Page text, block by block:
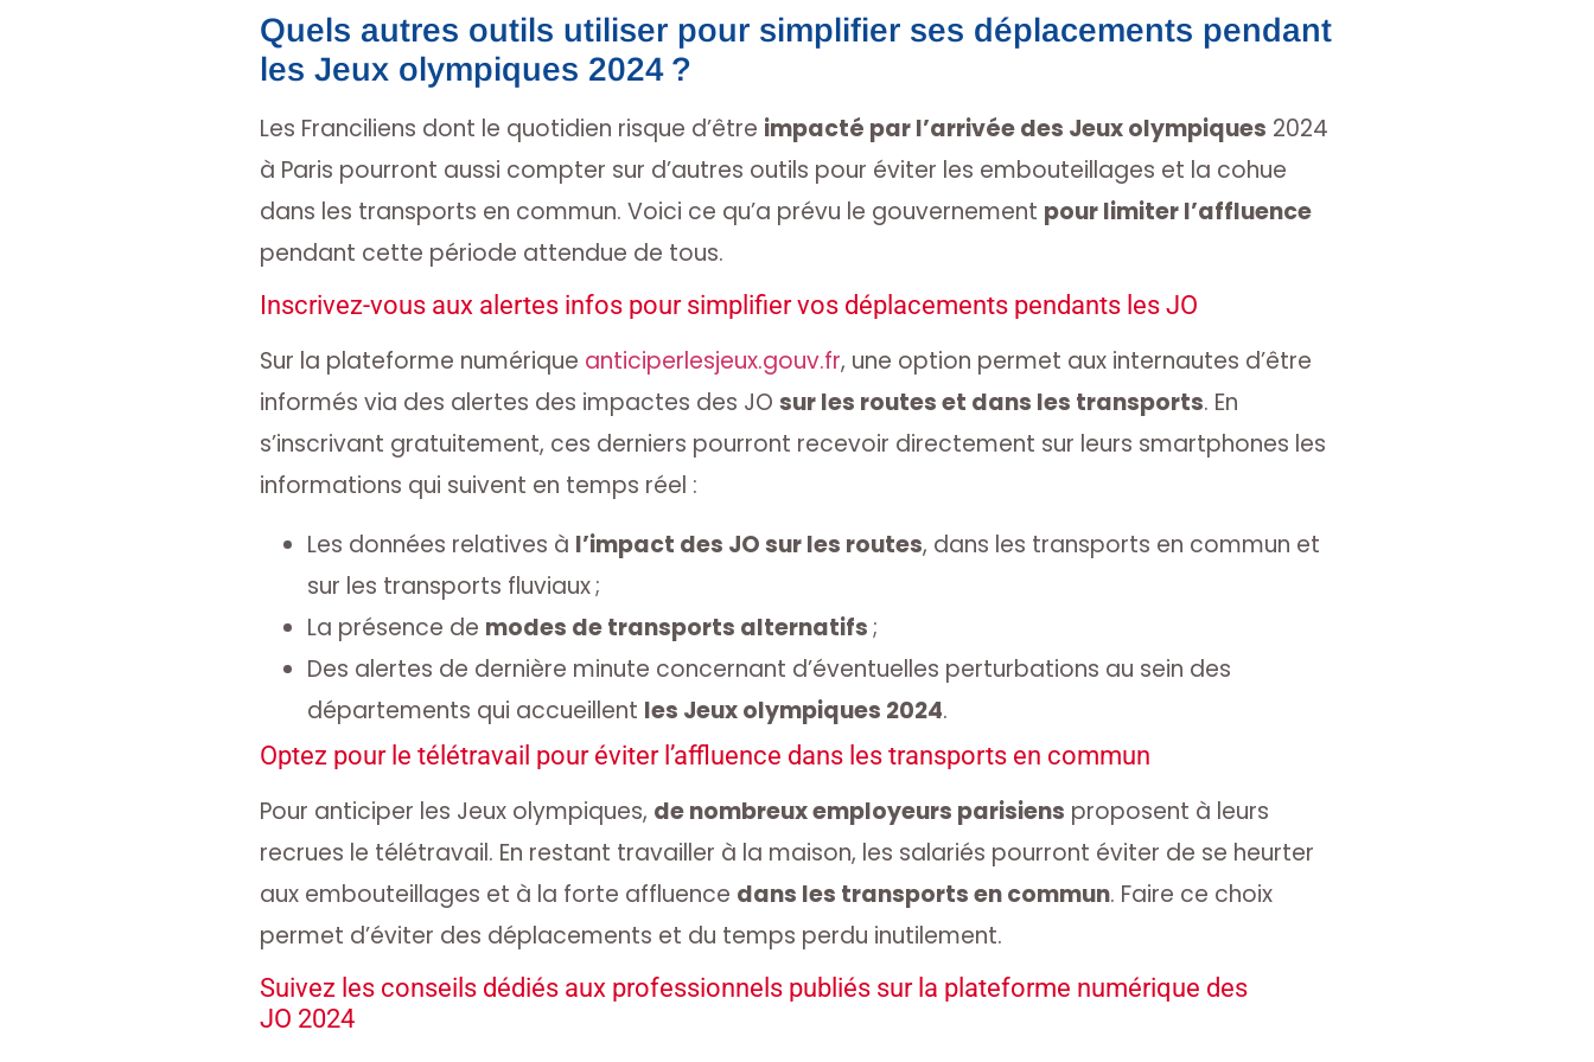
Quels autres outils utiliser pour simplifier ses déplacements pendant
les Jeux olympiques 2024 ?
Les Franciliens dont le quotidien risque d’être impacté par l’arrivée des Jeux olympiques 2024
à Paris pourront aussi compter sur d’autres outils pour éviter les embouteillages et la cohue
dans les transports en commun. Voici ce qu’a prévu le gouvernement pour limiter l’affluence
pendant cette période attendue de tous.
Inscrivez-vous aux alertes infos pour simplifier vos déplacements pendants les JO
Sur la plateforme numérique anticiperlesjeux.gouv.fr, une option permet aux internautes d’être
informés via des alertes des impactes des JO sur les routes et dans les transports. En
s’inscrivant gratuitement, ces derniers pourront recevoir directement sur leurs smartphones les
informations qui suivent en temps réel :
Les données relatives à l’impact des JO sur les routes, dans les transports en commun et
sur les transports fluviaux ;
La présence de modes de transports alternatifs;
Des alertes de dernière minute concernant d’éventuelles perturbations au sein des
départements qui accueillent les Jeux olympiques 2024.
Optez pour le télétravail pour éviter l’affluence dans les transports en commun
Pour anticiper les Jeux olympiques, de nombreux employeurs parisiens proposent à leurs
recrues le télétravail. En restant travailler à la maison, les salariés pourront éviter de se heurter
aux embouteillages et à la forte affluence dans les transports en commun. Faire ce choix
permet d’éviter des déplacements et du temps perdu inutilement.
Suivez les conseils dédiés aux professionnels publiés sur la plateforme numérique des
JO 2024